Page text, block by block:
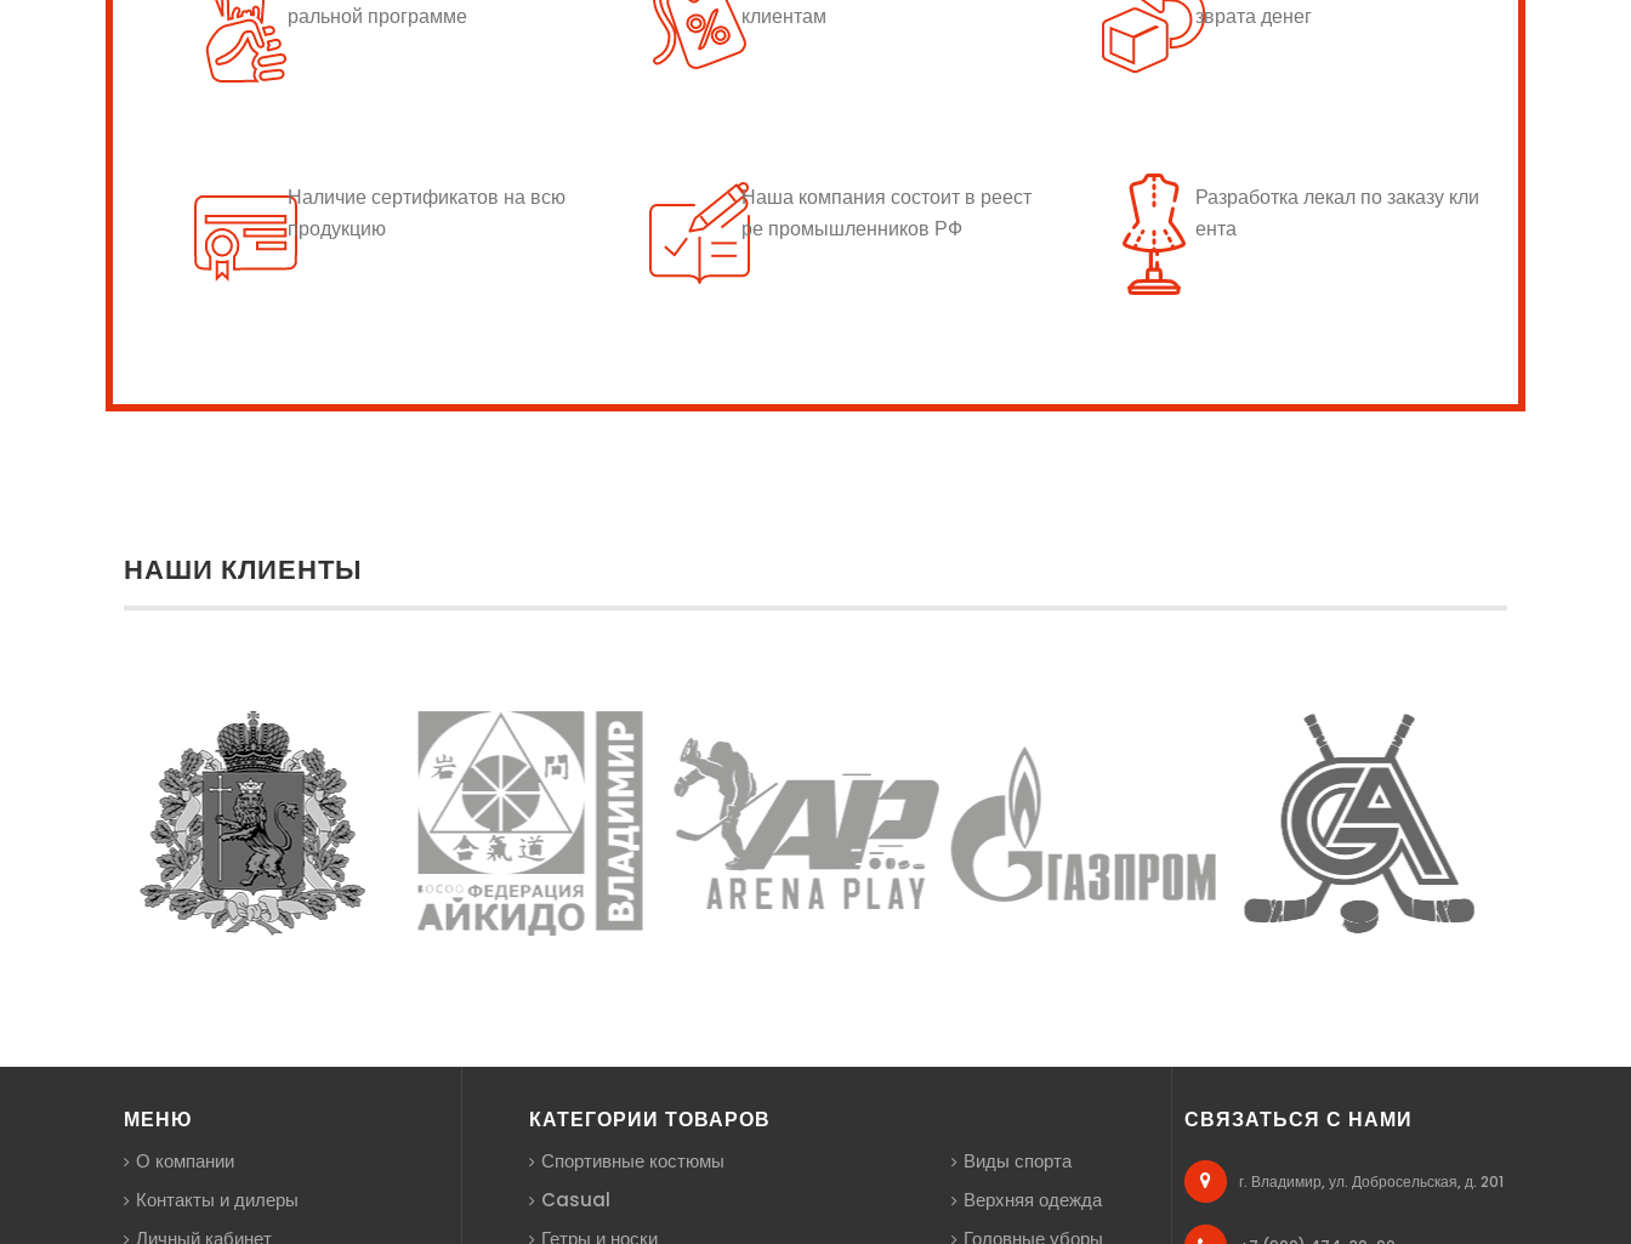
ральной программе
клиентам
зврата денег
Наличие сертификатов на всю
продукцию
Наша компания состоит в реест
ре промышленников РФ
Разработка лекал по заказу кли
ента
НАШИ КЛИЕНТЫ
МЕНЮ
О компании
Контакты и дилеры
КАТЕГОРИИ ТОВАРОВ
Спортивные костюмы
Casual
Виды спорта
Верхняя одежда
СВЯЗАТЬСЯ С НАМИ
г. Владимир, ул. Добросельская, д. 201